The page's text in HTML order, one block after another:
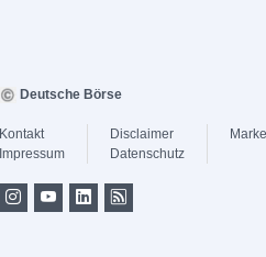
Deutsche Börse
Kontakt
Impressum
Disclaimer
Datenschutz